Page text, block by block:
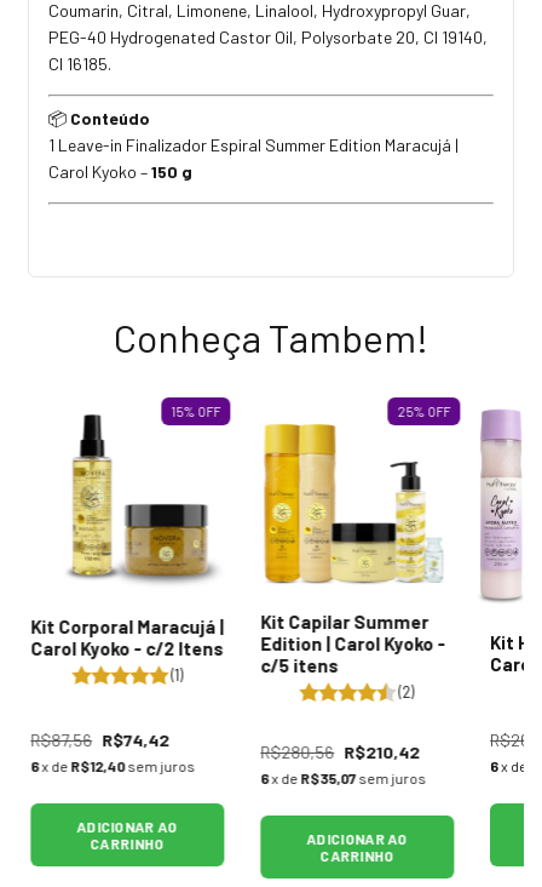
Coumarin, Citral, Limonene, Linalool, Hydroxypropyl Guar,
PEG-40 Hydrogenated Castor Oil, Polysorbate 20, CI 19140,
CI 16185.
📦 Conteúdo
1 Leave-in Finalizador Espiral Summer Edition Maracujá |
Carol Kyoko –150 g
Conheça Tambem!
15% OFF
Kit Corporal Maracujá |
Carol Kyoko - c/2 Itens
(1)
R$87,56 R$74,42
6x de R$12,40 sem juros
ADICIONAR AO
CARRINHO
25% OFF
Kit Capilar Summer
Edition | Carol Kyoko -
c/5 itens
(2)
R$280,56 R$210,42
6x de R$35,07sem juros
ADICIONAR AO
CARRINHO
Kit
Carol
6x de